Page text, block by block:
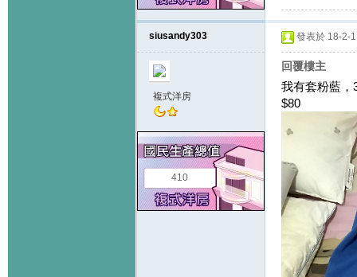
siusandy303
複式洋房
410
發表於 18-2-
回覆樓主
我有套粉藍，
$80